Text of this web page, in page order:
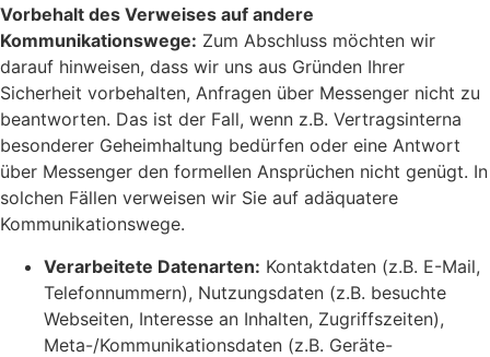
Vorbehalt des Verweises auf andere
Kommunikationswege: Zum Abschluss möchten wir
darauf hinweisen, dass wir uns aus Gründen Ihrer
Sicherheit vorbehalten, Anfragen über Messenger nicht zu
beantworten. Das ist der Fall, wenn z.B. Vertragsinterna
besonderer Geheimhaltung bedürfen oder eine Antwort
über Messenger den formellen Ansprüchen nicht genügt. In
solchen Fällen verweisen wir Sie auf adäquatere
Kommunikationswege.
Verarbeitete Datenarten: Kontaktdaten (z.B. E-Mail,
Telefonnummern), Nutzungsdaten (z.B. besuchte
Webseiten, Interesse an Inhalten, Zugriffszeiten),
Meta-/Kommunikationsdaten (z.B. Geräte-